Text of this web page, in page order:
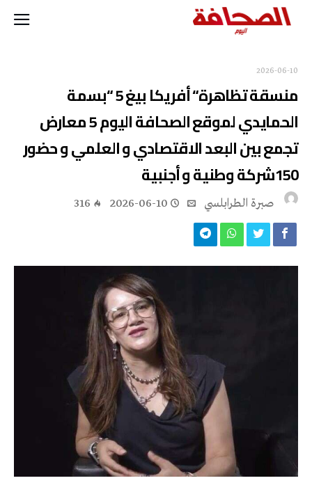
2026-06-10
منسقة تظاهرة“ أفريكا بيغ 5 “بسمة
الحمايدي لموقع الصحافة اليوم 5 معارض
تجمع بين البعد الاقتصادي و العلمي و حضور
150شركة وطنية و أجنبية
صبرة الطرابلسي 2026-06-10
316